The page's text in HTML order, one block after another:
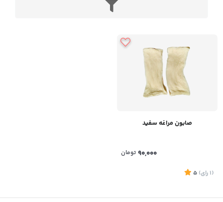
صابون مراغه سفید
90,000 تومان
(1 رای)
5